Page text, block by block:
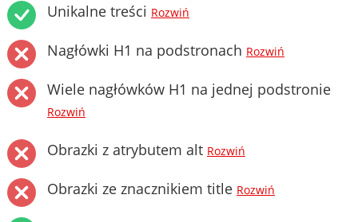
Unikalne treści Rozwiń
Nagłówki H1 na podstronach Rozwiń
Wiele nagłówków H1 na jednej podstronie
Rozwiń
Obrazki z atrybutem alt Rozwiń
Obrazki ze znacznikiem title Rozwiń